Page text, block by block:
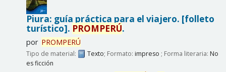
Piura: guía práctica para el viajero. [folleto
turístico]. PROMPERÚ.
por PROMPERÚ
Tipo de material: Texto; Formato: impreso ; Forma literaria: No
es ficción